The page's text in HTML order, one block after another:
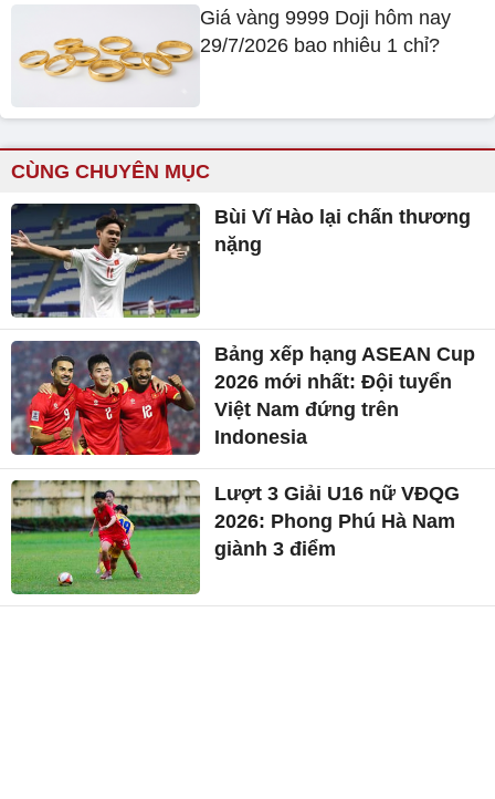
Giá vàng 9999 Doji hôm nay
29/7/2026 bao nhiêu 1 chỉ?
CÙNG CHUYÊN MỤC
Bùi Vĩ Hào lại chấn thương
nặng
Bảng xếp hạng ASEAN Cup
2026 mới nhất: Đội tuyển
Việt Nam đứng trên
Indonesia
Lượt 3 Giải U16 nữ VĐQG
2026: Phong Phú Hà Nam
giành 3 điểm